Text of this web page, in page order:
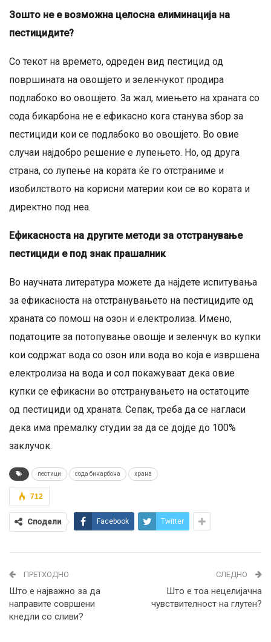
Зошто не е возможна целосна елиминација на
пестицидите?
Со текот на времето, одреден вид пестицид од
површината на овошјето и зеленчукот продира
подлабоко во овошјето. За жал, миењето на храната со
сода бикарбона не е ефикасно кога станува збор за
пестициди кои се подлабоко во овошјето. Во овие
случаи најдобро решение е лупењето. Но, од друга
страна, со лупење на кората ќе го отстраниме и
изобилството на корисни материи кои се во кората и
директно под неа.
Ефикасноста на другите методи за отстранување
пестициди е под знак прашалник
Во научната литература можете да најдете испитувања
за ефикасноста на отстранувањето на пестицидите од
храната со помош на озон и електролиза. Имено,
податоците за потопување овошје и зеленчук во купки
кои содржат вода со озон или вода во која е извршена
електролиза на вода и сол покажуваат дека овие
купки се ефикасни во отстранувањето на остатоците
од пестициди од храната. Сепак, треба да се нагласи
дека има премалку студии за да се дојде до 100%
заклучок.
пестици сода бикарбона храна
712
Сподели Facebook Twitter
ПРЕТХОДНО
Што е најважно за да
направите совршени
кнедли со сливи?
СЛЕДНО
Што е тоа нецелијачна
чувствителност на глутен?